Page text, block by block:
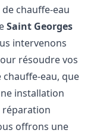
chauffe-eau
Saint Georges
intervenons
résoudre vos
eau, que
installation
réparation
offrons une